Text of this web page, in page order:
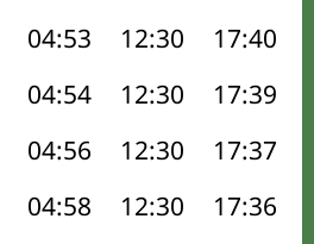
04:53 12:30 17:40
04:54 12:30 17:39
04:56 12:30 17:37
04:58 12:30 17:36